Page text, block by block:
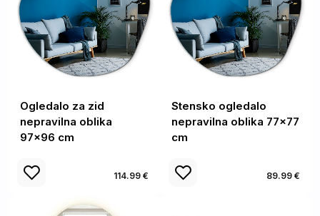
Ogledalo za zid
nepravilna oblika
97x96 cm
114.99 €
Stensko ogledalo
nepravilna oblika 77x77
cm
89.99 €